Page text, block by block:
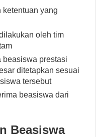
ketentuan yang
oleh tim
beasiswa prestasi
ditetapkan sesuai
tersebut
beasiswa dari
Beasiswa